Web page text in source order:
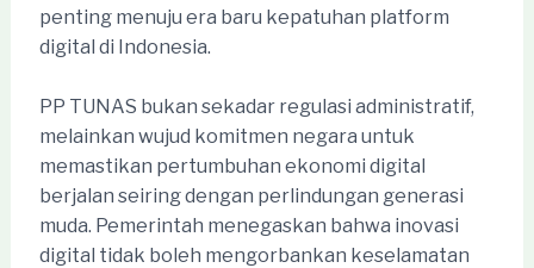
penting menuju era baru kepatuhan platform
digital di Indonesia.
PP TUNAS bukan sekadar regulasi administratif,
melainkan wujud komitmen negara untuk
memastikan pertumbuhan ekonomi digital
berjalan seiring dengan perlindungan generasi
muda. Pemerintah menegaskan bahwa inovasi
digital tidak boleh mengorbankan keselamatan